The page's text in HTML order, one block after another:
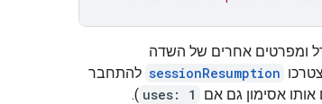
ומפרטים אחרים של השדה
sessionResumption להתחבר
uses: 1
).